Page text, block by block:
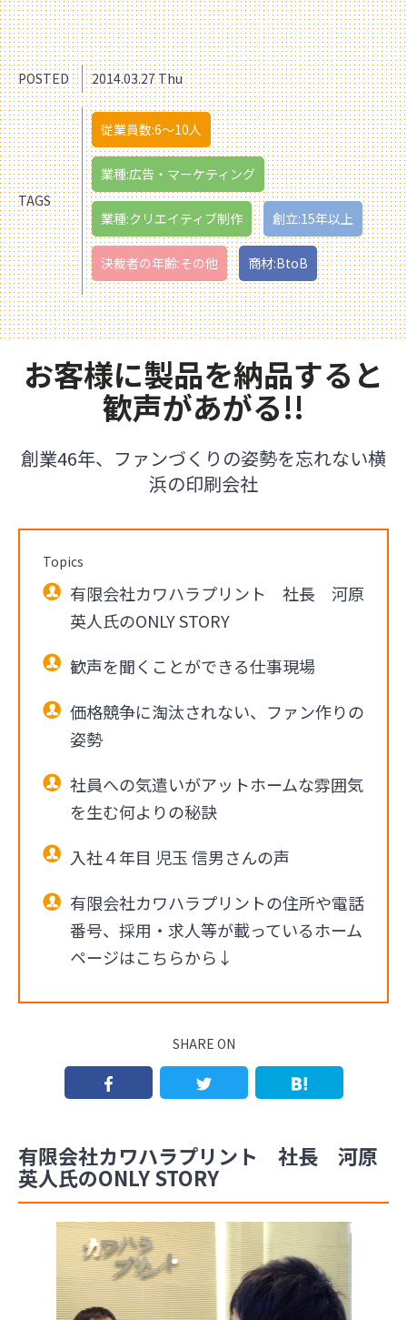
POSTED 2014.03.27 Thu
TAGS
従業員数:6～10人
業種:広告・マーケティング
業種:クリエイティブ制作 創立:15年以上
決裁者の年齢:その他 商材:BtoB
お客様に製品を納品すると
歓声があがる!!
創業46年、ファンづくりの姿勢を忘れない横
浜の印刷会社
Topics
有限会社カワハラプリント 社長 河原
英人氏のONLY STORY
歓声を聞くことができる仕事現場
価格競争に淘汰されない、ファン作りの
姿勢
社員への気遣いがアットホームな雰囲気
を生む何よりの秘訣
入社４年目 児玉 信男さんの声
有限会社カワハラプリントの住所や電話
番号、採用・求人等が載っているホーム
ページはこちらから↓
SHARE ON
有限会社カワハラプリント 社長 河原
英人氏のONLY STORY